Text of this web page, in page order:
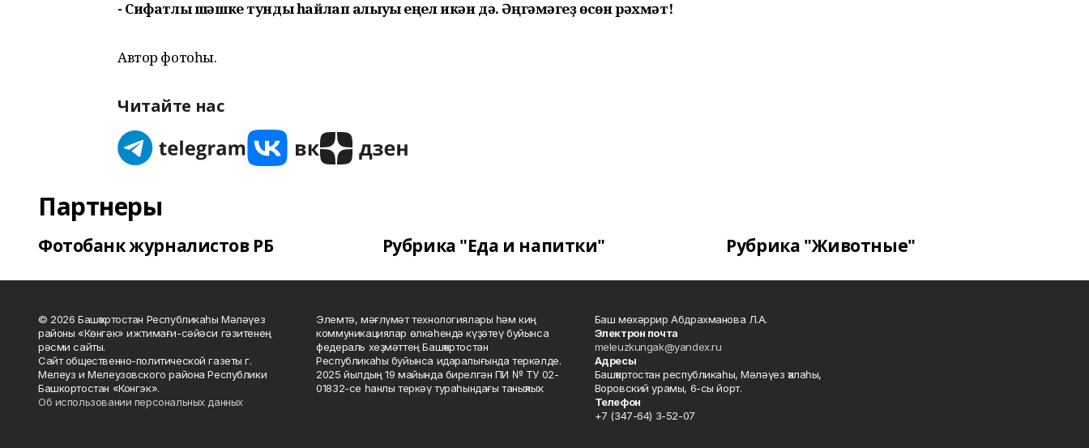
- Сифатлы шәшке тунды һайлап алыуы еңел икән дә. Әңгәмәгеҙ өсөн рәхмәт!
Автор фотоһы.
Читайте нас
Партнеры
Фотобанк журналистов РБ Рубрика "Еда и напитки" Рубрика "Животные"
© 2026 Башҡортостан Республикаһы Мәләүез
районы «Көнгәк» ижтимағи-сәйәси гәзитенең
рәсми сайты.
Сайт общественно-политической газеты г.
Мелеуз и Мелеузовского района Республики
Башкортостан «Конгэк».
Об использовании персональных данных
Элемтә, мәғлүмәт технологиялары һәм киң
коммуникациялар өлкәһендә күҙәтеү буйынса
федераль хеҙмәттең Башҡортостан
Республикаһы буйынса идаралығында теркәлде.
2025 йылдың 19 майында бирелгән ПИ № ТУ 02-
01832-се һанлы теркәү тураһындағы таныҡлыҡ.
Баш мөхәррир Абдрахманова Л.А.
Электрон почта
meleuzkungak@yandex.ru
Адресы
Башҡортостан республикаһы, Мәләүез ҡалаһы,
Воровский урамы, 6-сы йорт.
Телефон
+7 (347-64) 3-52-07